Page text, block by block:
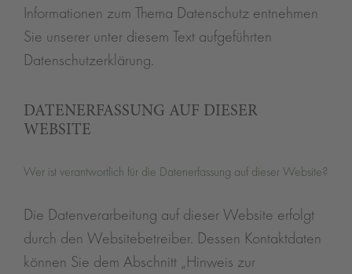
Informationen zum Thema Datenschutz entnehmen
Sie unserer unter diesem Text aufgeführten
Datenschutzerklärung.
DATENERFASSUNG AUF DIESER
WEBSITE
Wer ist verantwortlich für die Datenerfassung auf dieser Website?
Die Datenverarbeitung auf dieser Website erfolgt
durch den Websitebetreiber. Dessen Kontaktdaten
können Sie dem Abschnitt „Hinweis zur